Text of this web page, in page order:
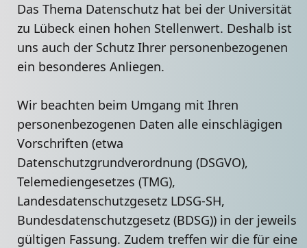
Das Thema Datenschutz hat bei der Universität
zu Lübeck einen hohen Stellenwert. Deshalb ist
uns auch der Schutz Ihrer personenbezogenen
ein besonderes Anliegen.
Wir beachten beim Umgang mit Ihren
personenbezogenen Daten alle einschlägigen
Vorschriften (etwa
Datenschutzgrundverordnung (DSGVO),
Telemediengesetzes (TMG),
Landesdatenschutzgesetz LDSG-SH,
Bundesdatenschutzgesetz (BDSG)) in der jeweils
gültigen Fassung. Zudem treffen wir die für eine